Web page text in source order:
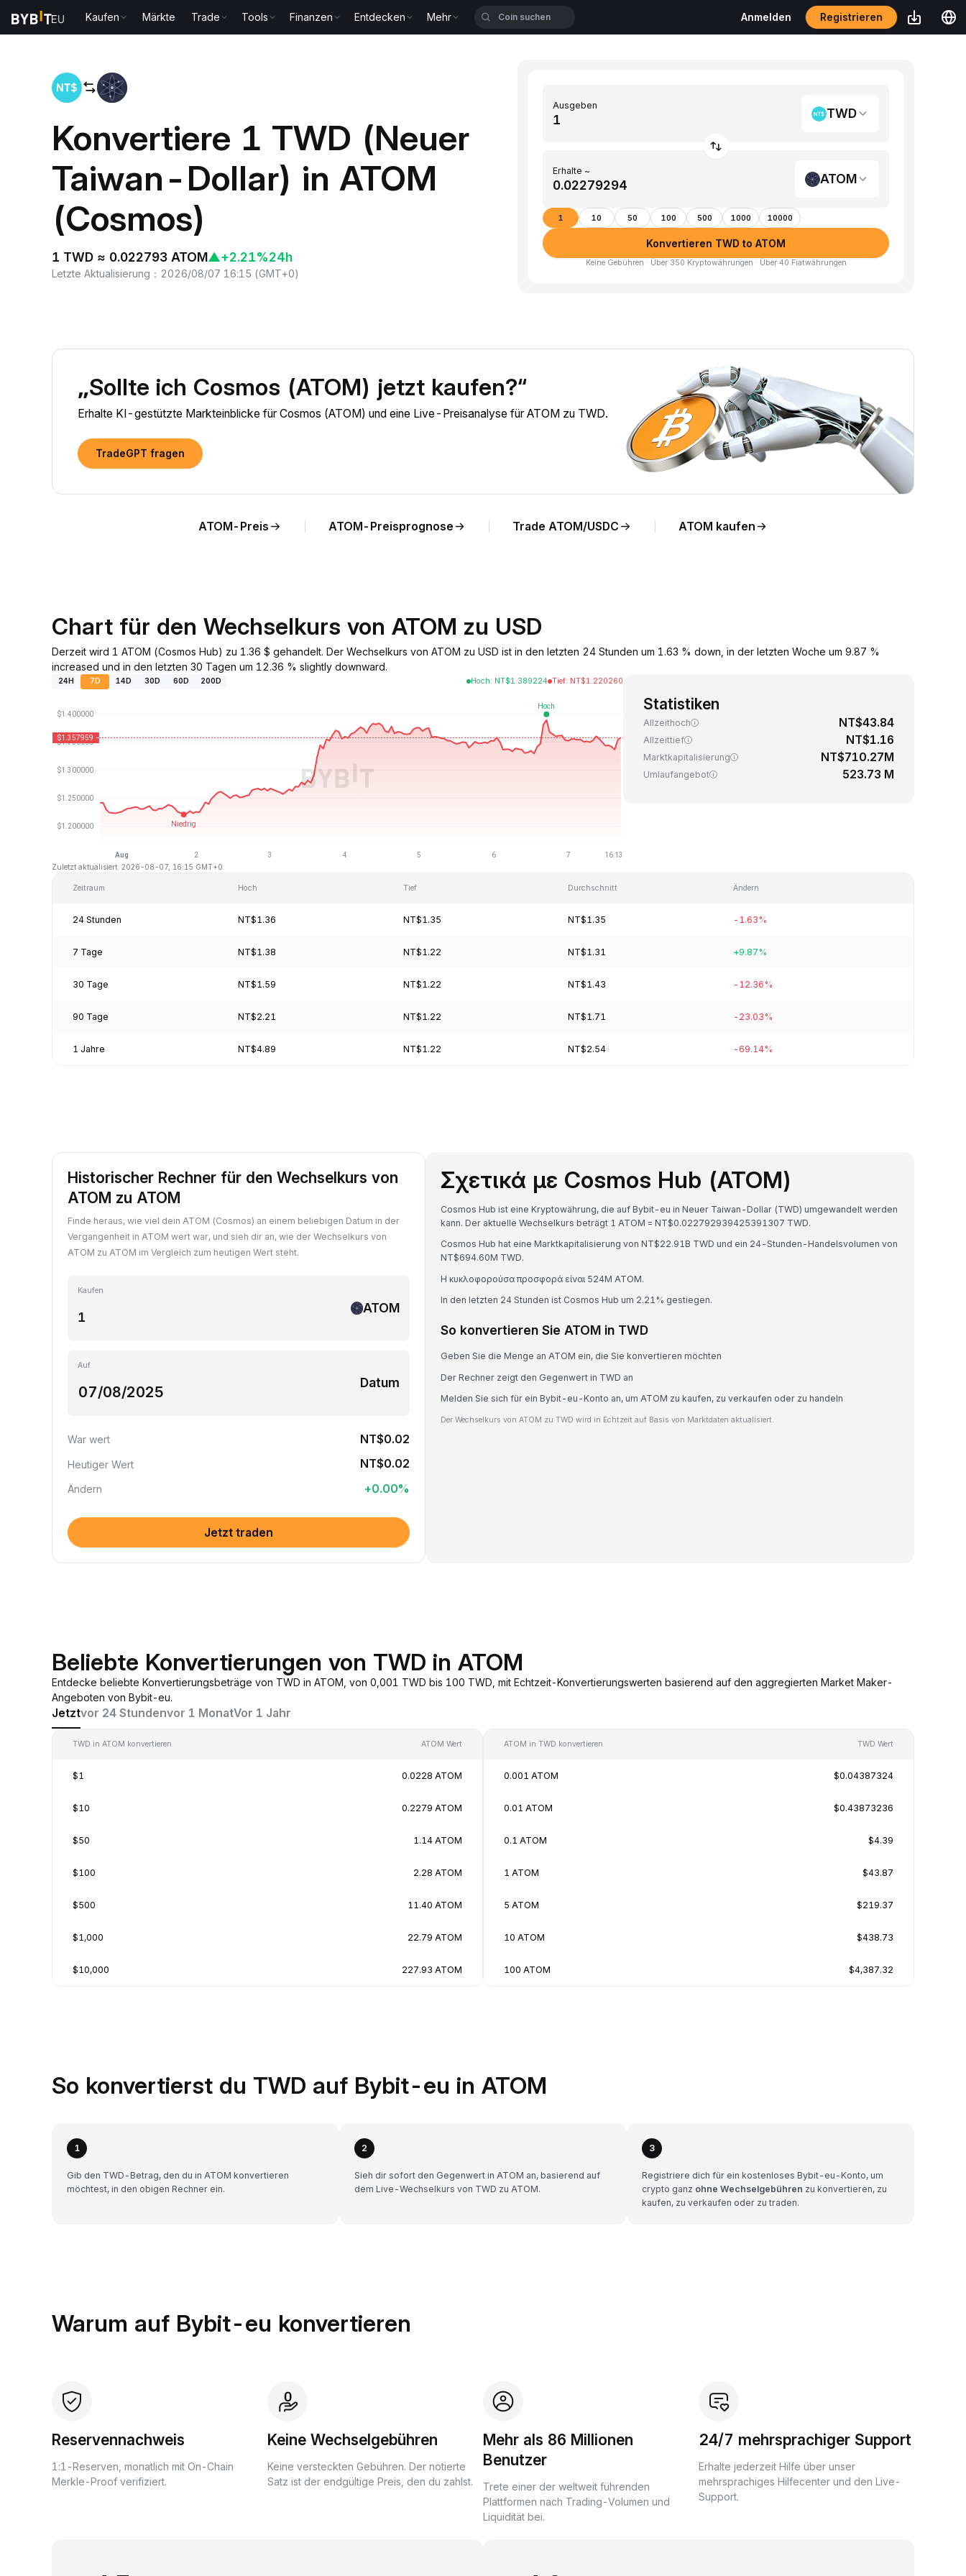
Kaufen Märkte Trade Tools Finanzen Entdecken Mehr Anmelden Registrieren
Konvertiere 1 TWD (Neuer
Taiwan-Dollar) in ATOM
(Cosmos)
1 TWD ≈ 0.022793 ATOM▲+2.21%24h
Letzte Aktualisierung ： 2026/08/07 16:15 (GMT+0)
Ausgeben
TWD
Erhalte ~
ATOM
1 10 50 100 500 1000 10000
Konvertieren TWD to ATOM
Keine Gebühren · Über 350 Kryptowährungen · Über 40 Fiatwährungen
„Sollte ich Cosmos (ATOM) jetzt kaufen?“
Erhalte KI-gestützte Markteinblicke für Cosmos (ATOM) und eine Live-Preisanalyse für ATOM zu TWD.
TradeGPT fragen
ATOM-Preis ATOM-Preisprognose Trade ATOM/USDC ATOM kaufen
Chart für den Wechselkurs von ATOM zu USD
Derzeit wird 1 ATOM (Cosmos Hub) zu 1.36 $ gehandelt. Der Wechselkurs von ATOM zu USD ist in den letzten 24 Stunden um 1.63 % down, in der letzten Woche um 9.87 %
increased und in den letzten 30 Tagen um 12.36 % slightly downward.
24H 7D 14D 30D 60D 200D Hoch: NT$1.389224 Tief: NT$1.220260
Zuletzt aktualisiert: 2026-08-07, 16:15 GMT+0
Statistiken
Allzeithoch NT$43.84
Allzeittief NT$1.16
Marktkapitalisierung NT$710.27M
Umlaufangebot 523.73 M
Zeitraum Hoch Tief Durchschnitt Ändern
24 Stunden NT$1.36 NT$1.35 NT$1.35 -1.63%
7 Tage NT$1.38 NT$1.22 NT$1.31 +9.87%
30 Tage NT$1.59 NT$1.22 NT$1.43 -12.36%
90 Tage NT$2.21 NT$1.22 NT$1.71 -23.03%
1 Jahre NT$4.89 NT$1.22 NT$2.54 -69.14%
Historischer Rechner für den Wechselkurs von
ATOM zu ATOM
Finde heraus, wie viel dein ATOM (Cosmos) an einem beliebigen Datum in der
Vergangenheit in ATOM wert war, und sieh dir an, wie der Wechselkurs von
ATOM zu ATOM im Vergleich zum heutigen Wert steht.
Kaufen
ATOM
Auf
Datum
War wert NT$0.02
Heutiger Wert NT$0.02
Ändern +0.00%
Jetzt traden
Σχετικά με Cosmos Hub (ATOM)
Cosmos Hub ist eine Kryptowährung, die auf Bybit-eu in Neuer Taiwan-Dollar (TWD) umgewandelt werden
kann. Der aktuelle Wechselkurs beträgt 1 ATOM = NT$0.022792939425391307 TWD.
Cosmos Hub hat eine Marktkapitalisierung von NT$22.91B TWD und ein 24-Stunden-Handelsvolumen von
NT$694.60M TWD.
Η κυκλοφορούσα προσφορά είναι 524M ATOM.
In den letzten 24 Stunden ist Cosmos Hub um 2.21% gestiegen.
So konvertieren Sie ATOM in TWD
Geben Sie die Menge an ATOM ein, die Sie konvertieren möchten
Der Rechner zeigt den Gegenwert in TWD an
Melden Sie sich für ein Bybit-eu-Konto an, um ATOM zu kaufen, zu verkaufen oder zu handeln
Der Wechselkurs von ATOM zu TWD wird in Echtzeit auf Basis von Marktdaten aktualisiert.
Beliebte Konvertierungen von TWD in ATOM
Entdecke beliebte Konvertierungsbeträge von TWD in ATOM, von 0,001 TWD bis 100 TWD, mit Echtzeit-Konvertierungswerten basierend auf den aggregierten Market Maker-
Angeboten von Bybit-eu.
Jetztvor 24 Stundenvor 1 MonatVor 1 Jahr
TWD in ATOM konvertieren ATOM Wert
$1 0.0228 ATOM
$10 0.2279 ATOM
$50 1.14 ATOM
$100 2.28 ATOM
$500 11.40 ATOM
$1,000 22.79 ATOM
$10,000 227.93 ATOM
ATOM in TWD konvertieren TWD Wert
0.001 ATOM $0.04387324
0.01 ATOM $0.43873236
0.1 ATOM $4.39
1 ATOM $43.87
5 ATOM $219.37
10 ATOM $438.73
100 ATOM $4,387.32
So konvertierst du TWD auf Bybit-eu in ATOM
1
Gib den TWD-Betrag, den du in ATOM konvertieren
möchtest, in den obigen Rechner ein.
2
Sieh dir sofort den Gegenwert in ATOM an, basierend auf
dem Live-Wechselkurs von TWD zu ATOM.
3
Registriere dich für ein kostenloses Bybit-eu-Konto, um
crypto ganz ohne Wechselgebühren zu konvertieren, zu
kaufen, zu verkaufen oder zu traden.
Warum auf Bybit-eu konvertieren
Reservennachweis
1:1-Reserven, monatlich mit On-Chain
Merkle-Proof verifiziert.
Keine Wechselgebühren
Keine versteckten Gebühren. Der notierte
Satz ist der endgültige Preis, den du zahlst.
Mehr als 86 Millionen
Benutzer
Trete einer der weltweit führenden
Plattformen nach Trading-Volumen und
Liquidität bei.
24/7 mehrsprachiger Support
Erhalte jederzeit Hilfe über unser
mehrsprachiges Hilfecenter und den Live-
Support.